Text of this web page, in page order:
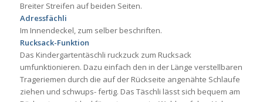
Breiter Streifen auf beiden Seiten.
Adressfächli
Im Innendeckel, zum selber beschriften.
Rucksack-Funktion
Das Kindergartentäschli ruckzuck zum Rucksack
umfunktionieren. Dazu einfach den in der Länge verstellbaren
Trageriemen durch die auf der Rückseite angenähte Schlaufe
ziehen und schwups- fertig. Das Täschli lässt sich bequem am